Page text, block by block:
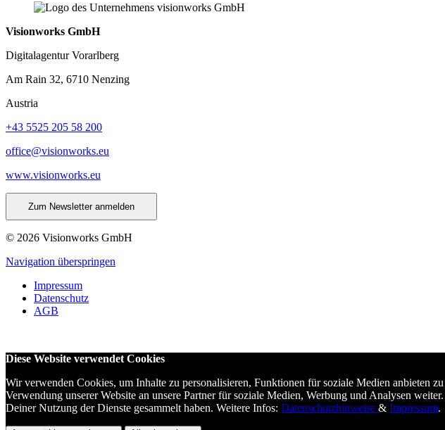
Visionworks GmbH
Digitalagentur Vorarlberg
Am Rain 32, 6710 Nenzing
Austria
+43 5525 205 58 200
office@visionworks.eu
www.visionworks.eu
Zum Newsletter anmelden
© 2026 Visionworks GmbH
Navigation überspringen
Impressum
Datenschutz
AGB
Diese Website verwendet Cookies
Wir verwenden Cookies, um Inhalte zu personalisieren, Funktionen für soziale Medien anbieten
Verwendung unserer Website an unsere Partner für soziale Medien, Werbung und Analysen
Deiner Nutzung der Dienste gesammelt haben. Weitere Infos: Datenschutzhinweise & Impressum.